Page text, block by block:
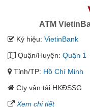
ATM
Ký hiệu: VietinBank
Quận/Huyện: Quận 1
Tỉnh/TP: Hồ Chí Minh
Cty vận tải HKĐSSG
Xem chi tiết